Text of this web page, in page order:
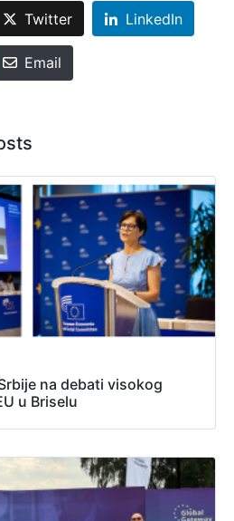
Twitter LinkedIn
Email
na debati visokog
u Briselu